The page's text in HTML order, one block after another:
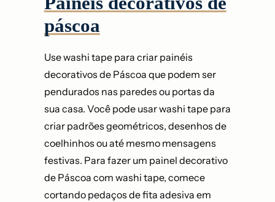
páscoa
Use washi tape para criar painéis
decorativos de Páscoa que podem ser
pendurados nas paredes ou portas da
sua casa. Você pode usar washi tape para
criar padrões geométricos, desenhos de
coelhinhos ou até mesmo mensagens
festivas. Para fazer um painel decorativo
de Páscoa com washi tape, comece
cortando pedaços de fita adesiva em